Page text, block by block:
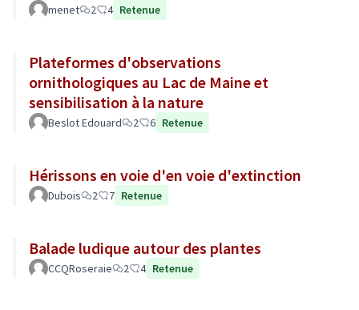
menet 2 4 Retenue
Plateformes d'observations
ornithologiques au Lac de Maine et
sensibilisation à la nature
Beslot Edouard 2 6 Retenue
Hérissons en voie d'en voie d'extinction
Dubois 2 7 Retenue
Balade ludique autour des plantes
CCQRoseraie 2 4 Retenue